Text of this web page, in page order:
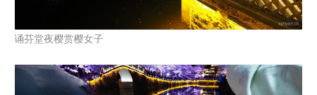
诵芬堂夜樱赏樱女子